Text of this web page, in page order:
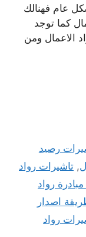
عام فهنالك
كما توجد
الاعمال ومن
رصيد
, تاشيرات رواد
رواد
اصدار
رواد